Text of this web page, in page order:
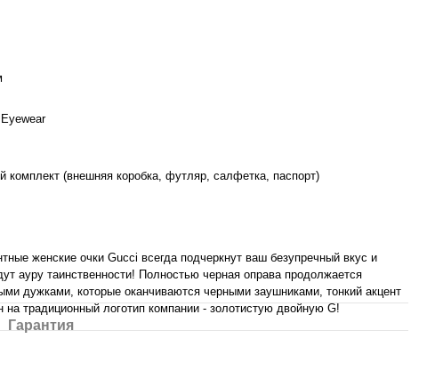
комплект (внешняя коробка, футляр, салфетка, паспорт)
женские очки Gucci всегда подчеркнут ваш безупречный вкус и
ауру таинственности! Полностью черная оправа продолжается
дужками, которые оканчиваются черными заушниками, тонкий акцент
на традиционный логотип компании - золотистую двойную G!
Гарантия